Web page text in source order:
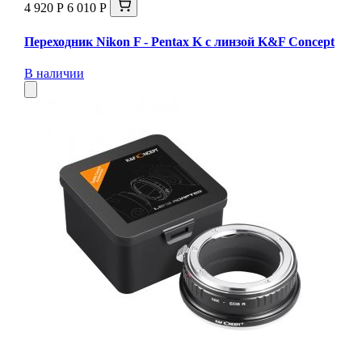
4 920 Р 6 010 Р
Переходник Nikon F - Pentax K с линзой K&F Concept
В наличии